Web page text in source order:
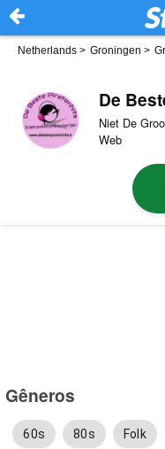
Netherlands > Groningen >
De
Niet De
Web
Gêneros
60s 80s Folk